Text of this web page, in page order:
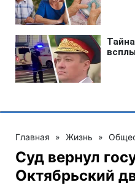
Главная » Жизнь »
Суд вернул
Октябрьский